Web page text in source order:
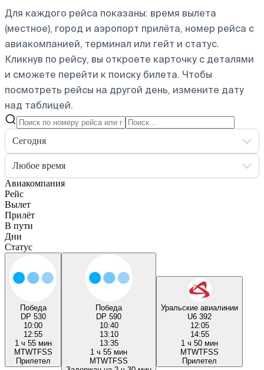
Для каждого рейса показаны: время вылета
(местное), город и аэропорт прилёта, номер рейса с
авиакомпанией, терминал или гейт и статус.
Кликнув по рейсу, вы откроете карточку с деталями
и сможете перейти к поиску билета. Чтобы
посмотреть рейсы на другой день, измените дату
над таблицей.
Сегодня
Любое время
Авиакомпания
Рейс
Вылет
Прилёт
В пути
Дни
Статус
Победа
DP 530
10:00
12:55
1 ч 55 мин
MTWTFSS
Прилетел
Победа
DP 590
10:40
13:10
13:35
1 ч 55 мин
MTWTFSS
Уральские авиалинии
U6 392
12:05
14:55
1 ч 50 мин
MTWTFSS
Прилетел